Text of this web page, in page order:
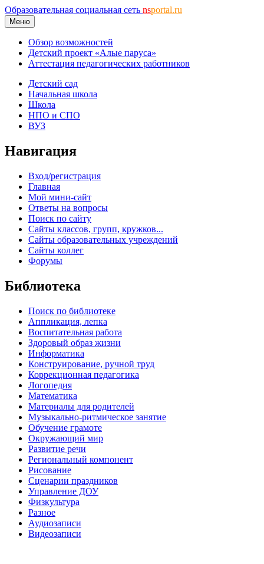
Образовательная социальная сеть nsportal.ru
Меню
Обзор возможностей
Детский проект «Алые паруса»
Аттестация педагогических работников
Детский сад
Начальная школа
Школа
НПО и СПО
ВУЗ
Навигация
Вход/регистрация
Главная
Мой мини-сайт
Ответы на вопросы
Поиск по сайту
Сайты классов, групп, кружков...
Сайты образовательных учреждений
Сайты коллег
Форумы
Библиотека
Поиск по библиотеке
Аппликация, лепка
Воспитательная работа
Здоровый образ жизни
Информатика
Конструирование, ручной труд
Коррекционная педагогика
Логопедия
Математика
Материалы для родителей
Музыкально-ритмическое занятие
Обучение грамоте
Окружающий мир
Развитие речи
Региональный компонент
Рисование
Сценарии праздников
Управление ДОУ
Физкультура
Разное
Аудиозаписи
Видеозаписи